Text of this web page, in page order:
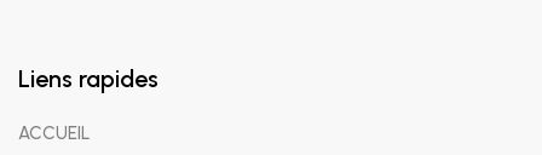
Liens rapides
ACCUEIL